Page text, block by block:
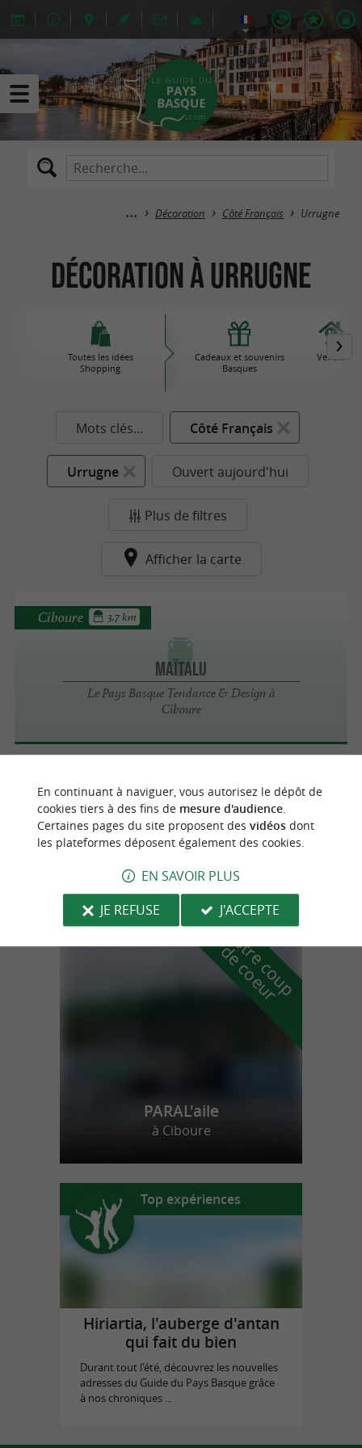
Décoration Côté Français Urrugne
Décoration à Urrugne
Toutes les idées
Shopping
Cadeaux et souvenirs
Basques
Ventas
Mots clés... Côté Français
Urrugne Ouvert aujourd'hui
Plus de filtres
Afficher la carte
Maïtalu
Le Pays Basque Tendance & Design à
Ciboure
Ciboure 3.7 km
Marcel Travel Posters
Décoration à Saint-Jean-de-Luz
n
o
t
r
e
c
o
u
p
d
e
c
o
e
u
r
PARAL'aile
à Ciboure
Top expériences
Hiriartia, l'auberge d'antan
qui fait du bien
Durant tout l'été, découvrez les nouvelles
adresses du Guide du Pays Basque grâce
à nos chroniques ...
En continuant à naviguer, vous autorisez le dépôt de
cookies tiers à des fins de mesure d'audience.
Certaines pages du site proposent des vidéosdont
les plateformes déposent également des cookies.
EN SAVOIR PLUS
JE REFUSE
J'ACCEPTE